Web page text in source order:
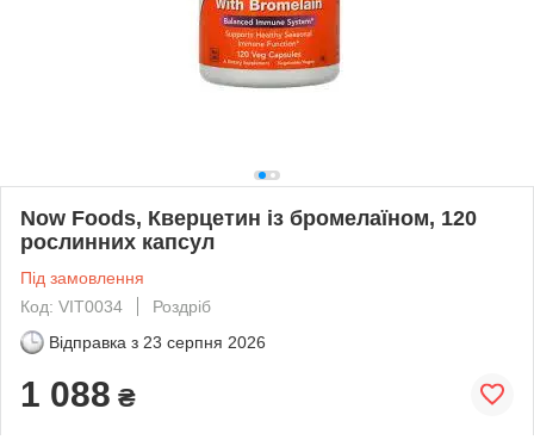
Now Foods, Кверцетин із бромелаїном, 120
рослинних капсул
Під замовлення
Код: VIT0034
Роздріб
Відправка з 23 серпня 2026
1 088 ₴